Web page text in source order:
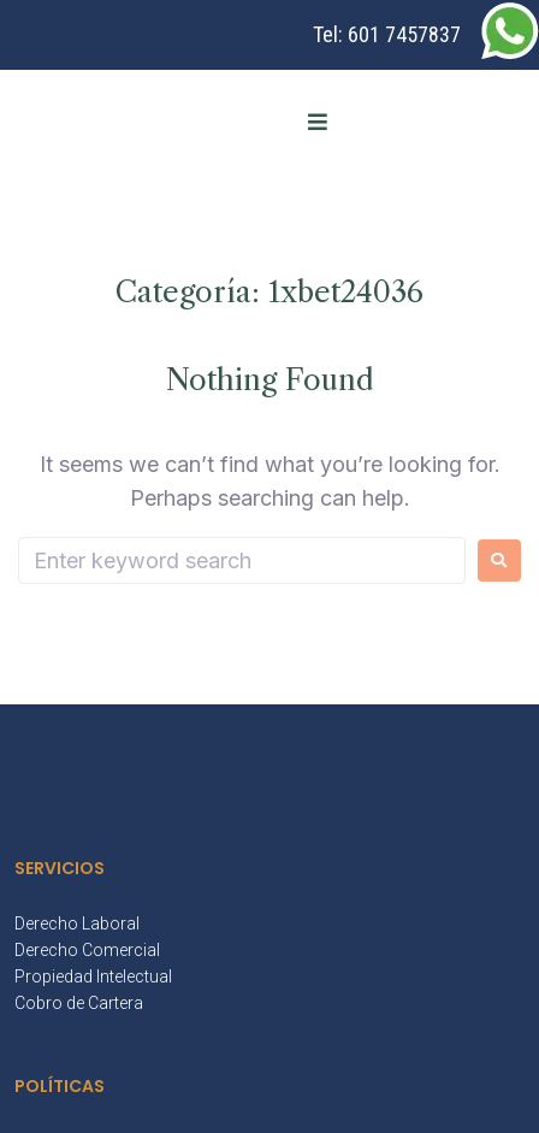
Tel: 601 7457837
Categoría: 1xbet24036
Nothing Found
It seems we can’t find what you’re looking for.
Perhaps searching can help.
SERVICIOS
Derecho Laboral
Derecho Comercial
Propiedad Intelectual
Cobro de Cartera
POLÍTICAS